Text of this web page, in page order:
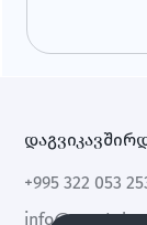
+995 322 053